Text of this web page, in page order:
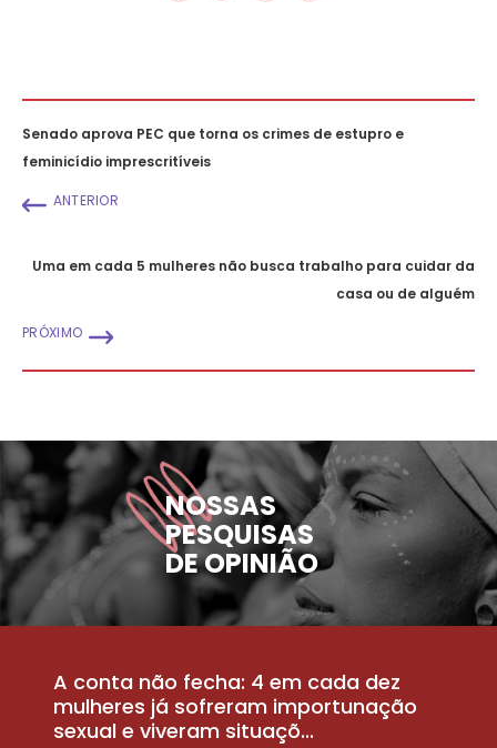
Senado aprova PEC que torna os crimes de estupro e
feminicídio imprescritíveis
ANTERIOR
Uma em cada 5 mulheres não busca trabalho para cuidar da
casa ou de alguém
PRÓXIMO
NOSSAS
PESQUISAS
DE OPINIÃO
A conta não fecha: 4 em cada dez
mulheres já sofreram importunação
sexual e viveram situaçõ...